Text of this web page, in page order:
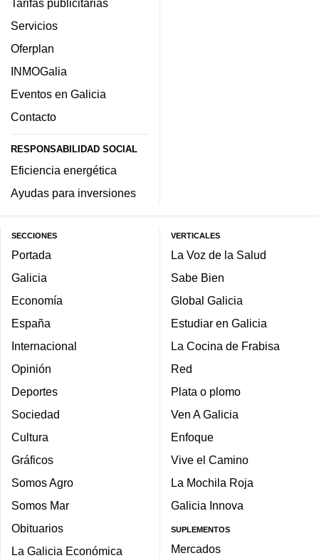
Tarifas publicitarias
Servicios
Oferplan
INMOGalia
Eventos en Galicia
Contacto
RESPONSABILIDAD SOCIAL
Eficiencia energética
Ayudas para inversiones
SECCIONES
Portada
Galicia
Economía
España
Internacional
Opinión
Deportes
Sociedad
Cultura
Gráficos
Somos Agro
Somos Mar
Obituarios
La Galicia Económica
VERTICALES
La Voz de la Salud
Sabe Bien
Global Galicia
Estudiar en Galicia
La Cocina de Frabisa
Red
Plata o plomo
Ven A Galicia
Enfoque
Vive el Camino
La Mochila Roja
Galicia Innova
SUPLEMENTOS
Mercados